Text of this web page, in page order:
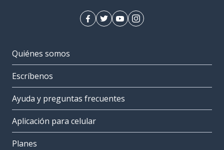
Quiénes somos
Escríbenos
Ayuda y preguntas frecuentes
Aplicación para celular
Planes